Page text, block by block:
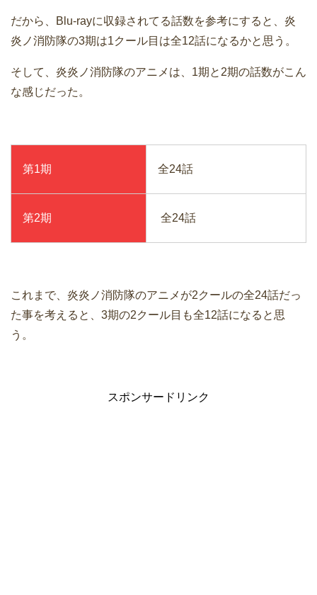
だから、Blu-rayに収録されてる話数を参考にすると、炎
炎ノ消防隊の3期は1クール目は全12話になるかと思う。
そして、炎炎ノ消防隊のアニメは、1期と2期の話数がこん
な感じだった。
第1期 全24話
第2期 全24話
これまで、炎炎ノ消防隊のアニメが2クールの全24話だっ
た事を考えると、3期の2クール目も全12話になると思
う。
スポンサードリンク